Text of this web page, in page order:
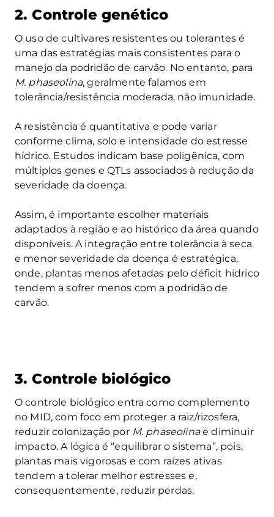
2. Controle genético
O uso de cultivares resistentes ou tolerantes é
uma das estratégias mais consistentes para o
manejo da podridão de carvão. No entanto, para
M. phaseolina, geralmente falamos em
tolerância/resistência moderada, não imunidade.
A resistência é quantitativa e pode variar
conforme clima, solo e intensidade do estresse
hídrico. Estudos indicam base poligênica, com
múltiplos genes e QTLs associados à redução da
severidade da doença.
Assim, é importante escolher materiais
adaptados à região e ao histórico da área quando
disponíveis. A integração entre tolerância à seca
e menor severidade da doença é estratégica,
onde, plantas menos afetadas pelo déficit hídrico
tendem a sofrer menos com a podridão de
carvão.
3. Controle biológico
O controle biológico entra como complemento
no MID, com foco em proteger a raiz/rizosfera,
reduzir colonização por M. phaseolinae diminuir
impacto. A lógica é “equilibrar o sistema”, pois,
plantas mais vigorosas e com raízes ativas
tendem a tolerar melhor estresses e,
consequentemente, reduzir perdas.